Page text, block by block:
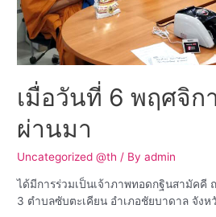
เมื่อวันที่ 6 พฤศจิก
ผ่านมา
Uncategorized @th / Byadmin
ได้มีการร่วมเป็นเจ้าภาพทอดกฐินสามัคคี
3 ตำบลซับตะเคียน อำเภอชัยบาดาล จังห